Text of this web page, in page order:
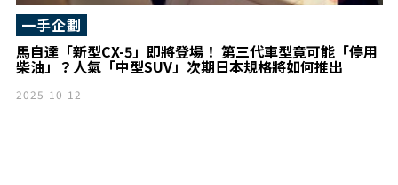
馬自達「新型CX-5」即將登場！ 第三代車型竟可能「停用
柴油」？人氣「中型SUV」次期日本規格將如何推出
一手企劃
2025-10-12